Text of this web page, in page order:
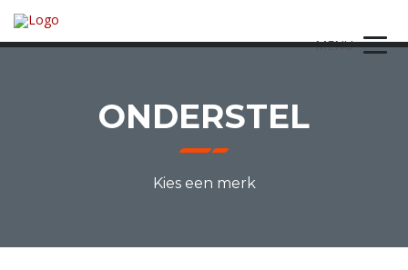
MENU
ONDERSTEL
Kies een merk